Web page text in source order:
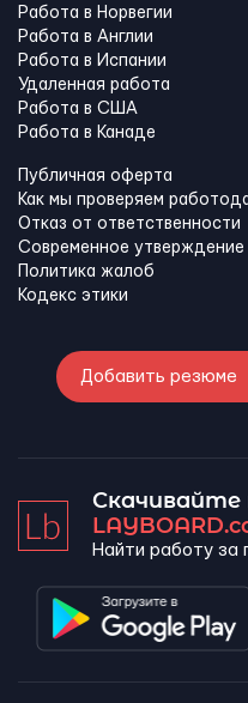
Работа в Норвегии
Работа в Англии
Работа в Испании
Удаленная работа
Работа в США
Работа в Канадe
Публичная оферта
Как мы проверяем
Отказ от ответственности
Современное утверждение
Политика жалоб
Кодекс этики
Добавить резюме
Найти работу за